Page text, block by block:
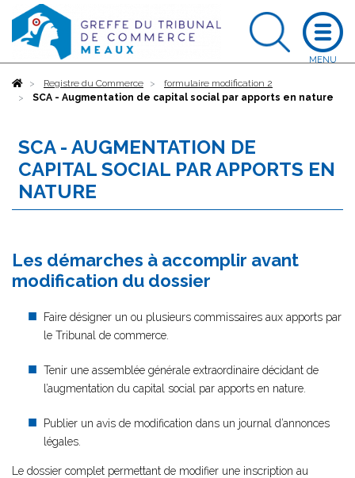
AccueilRegistre du Commerce
formulaire modification 2
SCA - Augmentation de capital social par apports en nature
SCA - AUGMENTATION DE
CAPITAL SOCIAL PAR APPORTS EN
NATURE
Les démarches à accomplir avant
modification du dossier
Faire désigner un ou plusieurs commissaires aux apports par
le Tribunal de commerce.
Tenir une assemblée générale extraordinaire décidant de
l’augmentation du capital social par apports en nature.
Publier un avis de modification dans un journal d’annonces
légales.
Le dossier complet permettant de modifier une inscription au